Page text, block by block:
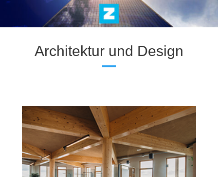
Architektur und Design